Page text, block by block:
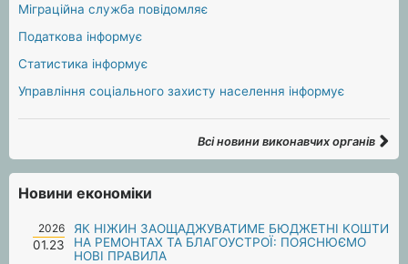
Міграційна служба повідомляє
Податкова інформує
Статистика інформує
Управління соціального захисту населення інформує
Всі новини виконавчих органів
Новини економіки
2026
01.23
ЯК НІЖИН ЗАОЩАДЖУВАТИМЕ БЮДЖЕТНІ КОШТИ
НА РЕМОНТАХ ТА БЛАГОУСТРОЇ: ПОЯСНЮЄМО
НОВІ ПРАВИЛА